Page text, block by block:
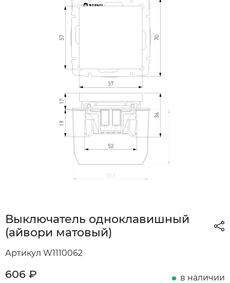
Выключатель одноклавишный
(айвори матовый)
Артикул W1110062
606 ₽ в наличии